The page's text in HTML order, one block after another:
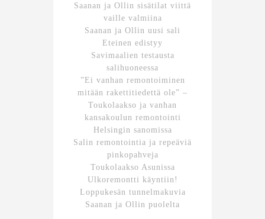
Saanan ja Ollin sisätilat viittä
vaille valmiina
Saanan ja Ollin uusi sali
Eteinen edistyy
Savimaalien testausta
salihuoneessa
”Ei vanhan remontoiminen
mitään rakettitiedettä ole” –
Toukolaakso ja vanhan
kansakoulun remontointi
Helsingin sanomissa
Salin remontointia ja repeäviä
pinkopahveja
Toukolaakso Asunissa
Ulkoremontti käyntiin!
Loppukesän tunnelmakuvia
Saanan ja Ollin puolelta